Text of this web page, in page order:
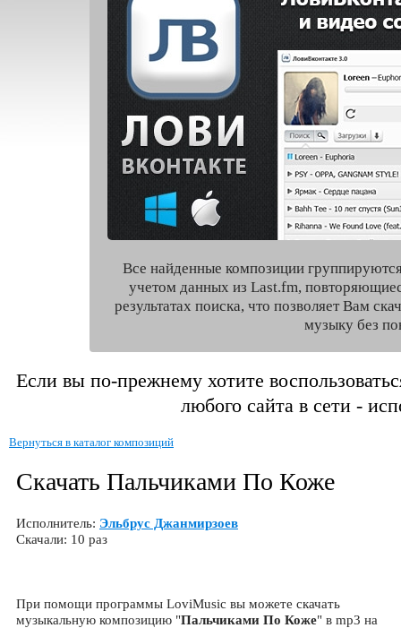
Все найденные композиции
учетом данных из Last.fm,
результатах поиска, что позволяет Вам
музыку без
Если вы по-прежнему хотите
любого сайта в сети -
Вернуться в каталог композиций
Скачать Пальчиками По Коже
Исполнитель: Эльбрус Джанмирзоев
Скачали: 10 раз
При помощи программы LoviMusic вы можете скачать
музыкальную композицию "Пальчиками По Коже" в mp3 на